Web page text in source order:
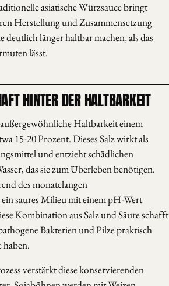
asiatische Würzsauce bringt
Herstellung und Zusammensetzung
deutlich länger haltbar machen, als das
lässt.
HINTER DER HALTBARKEIT
Haltbarkeit einem
15-20 Prozent. Dieses Salz wirkt als
und entzieht schädlichen
das sie zum Überleben benötigen.
des monatelangen
saures Milieu mit einem pH-Wert
Kombination aus Salz und Säure schafft
Bakterien und Pilze praktisch
haben.
verstärkt diese konservierenden